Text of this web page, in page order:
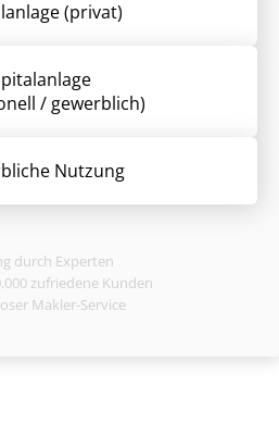
(privat)
/ gewerblich)
Nutzung
durch Experten
zufriedene Kunden
Makler-Service